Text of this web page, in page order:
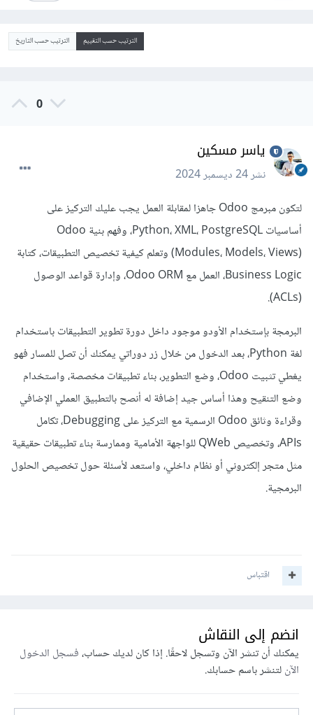
الترتيب حسب التقييم الترتيب حسب التاريخ
0
ياسر مسكين
نشر24 ديسمبر 2024
لتكون مبرمج Odoo جاهزا لمقابلة العمل يجب عليك التركيز على
أساسيات Python، XML، PostgreSQL، وفهم بنية Odoo
(Modules، Models، Views) وتعلم كيفية تخصيص التطبيقات، كتابة
Business Logic، العمل مع Odoo ORM، وإدارة قواعد الوصول
البرمجة بإستخدام الأودو موجود داخل دورة تطوير التطبيقات باستخدام
لغة Python، بعد الدخول من خلال زر دوراتي يمكنك أن تصل للمسار فهو
يغطي تثبيت Odoo، وضع التطوير، بناء تطبيقات مخصصة، واستخدام
وضع التنقيح وهذا أساس جيد إضافة له أنصح بالتطبيق العملي الإضافي
وقراءة وثائق Odoo الرسمية مع التركيز على Debugging، تكامل
APIs، وتخصيص QWeb للواجهة الأمامية وممارسة بناء تطبيقات حقيقية
مثل متجر إلكتروني أو نظام داخلي، واستعد لأسئلة حول تخصيص الحلول
البرمجية.
اقتباس
انضم إلى النقاش
يمكنك أن تنشر الآن وتسجل لاحقًا. إذا كان لديك حساب،فسجل الدخول
الآنلتنشر باسم حسابك.